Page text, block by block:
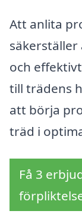
Att anlita
och
till trädens
att börja
träd i
Få 3